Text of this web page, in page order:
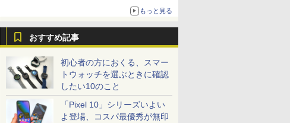
もっと見る
おすすめ記事
初心者の方におくる、スマー
トウォッチを選ぶときに確認
したい10のこと
「Pixel 10」シリーズいよい
よ登場、コスパ最優秀が無印